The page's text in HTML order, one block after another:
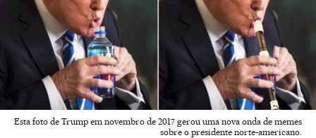
Esta foto de Trump em novembro de 2017 gerou uma nova onda de memes
sobre o presidente norte-americano.